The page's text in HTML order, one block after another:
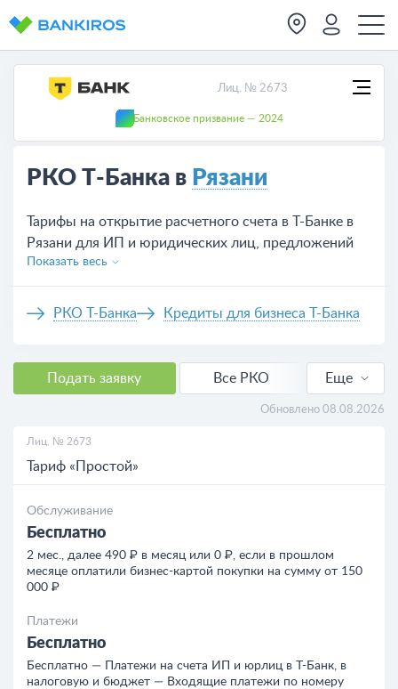
Лиц. № 2673
Банковское призвание — 2024
РКО Т-Банка в Рязани
Тарифы на открытие расчетного счета в Т-Банке в
Рязани для ИП и юридических лиц, предложений
на сегодня — 4.
Показать весь
РКО Т-Банка Кредиты для бизнеса Т-Банка
Подать заявку
Все РКО
Еще
Обновлено 08.08.2026
Лиц. № 2673
Тариф «Простой»
Обслуживание
Бесплатно
2 мес., далее 490 ₽ в месяц или 0 ₽, если в прошлом
месяце оплатили бизнес-картой покупки на сумму от 150
000 ₽
Платежи
Бесплатно
Бесплатно — Платежи на счета ИП и юрлиц в Т-Банк, в
налоговую и бюджет — Входящие платежи по номеру